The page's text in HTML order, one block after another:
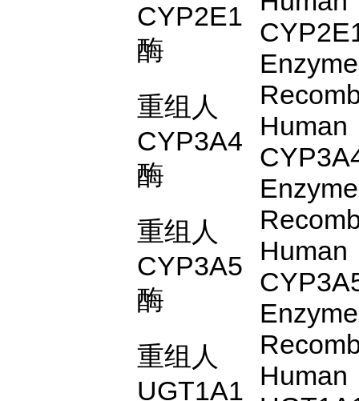
CYP2E1
酶
Enzyme
重组人
CYP3A4
酶
Human
Enzyme
重组人
CYP3A5
酶
Human
Enzyme
重组人
UGT1A1
Human